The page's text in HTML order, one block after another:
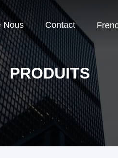
Nous Contact
PRODUITS